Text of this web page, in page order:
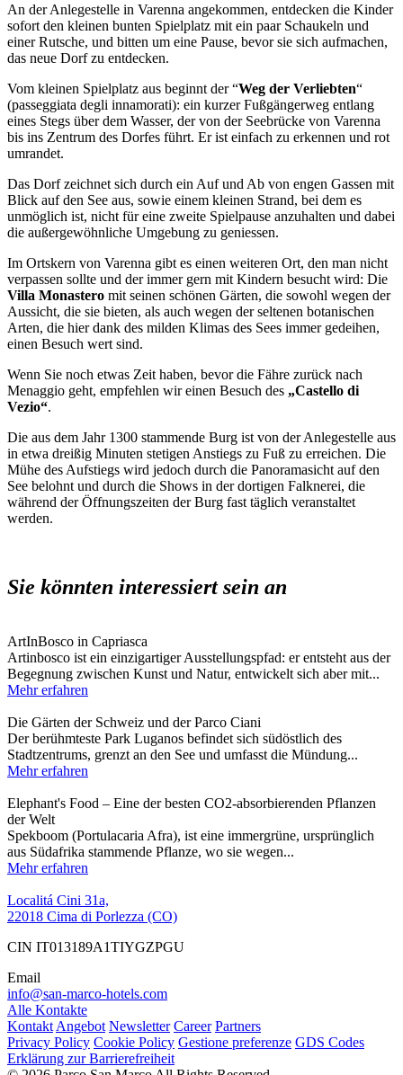
An der Anlegestelle in Varenna angekommen, entdecken die Kinder
sofort den kleinen bunten Spielplatz mit ein paar Schaukeln und
einer Rutsche, und bitten um eine Pause, bevor sie sich aufmachen,
das neue Dorf zu entdecken.
Vom kleinen Spielplatz aus beginnt der “Weg der Verliebten“
(passeggiata degli innamorati): ein kurzer Fußgängerweg entlang
eines Stegs über dem Wasser, der von der Seebrücke von Varenna
bis ins Zentrum des Dorfes führt. Er ist einfach zu erkennen und rot
umrandet.
Das Dorf zeichnet sich durch ein Auf und Ab von engen Gassen mit
Blick auf den See aus, sowie einem kleinen Strand, bei dem es
unmöglich ist, nicht für eine zweite Spielpause anzuhalten und dabei
die außergewöhnliche Umgebung zu geniessen.
Im Ortskern von Varenna gibt es einen weiteren Ort, den man nicht
verpassen sollte und der immer gern mit Kindern besucht wird: Die
Villa Monastero mit seinen schönen Gärten, die sowohl wegen der
Aussicht, die sie bieten, als auch wegen der seltenen botanischen
Arten, die hier dank des milden Klimas des Sees immer gedeihen,
einen Besuch wert sind.
Wenn Sie noch etwas Zeit haben, bevor die Fähre zurück nach
Menaggio geht, empfehlen wir einen Besuch des „Castello di
Vezio“.
Die aus dem Jahr 1300 stammende Burg ist von der Anlegestelle aus
in etwa dreißig Minuten stetigen Anstiegs zu Fuß zu erreichen. Die
Mühe des Aufstiegs wird jedoch durch die Panoramasicht auf den
See belohnt und durch die Shows in der dortigen Falknerei, die
während der Öffnungszeiten der Burg fast täglich veranstaltet
werden.
Sie könnten interessiert sein an
ArtInBosco in Capriasca
Artinbosco ist ein einzigartiger Ausstellungspfad: er entsteht aus der
Begegnung zwischen Kunst und Natur, entwickelt sich aber mit...
Mehr erfahren
Die Gärten der Schweiz und der Parco Ciani
Der berühmteste Park Luganos befindet sich südöstlich des
Stadtzentrums, grenzt an den See und umfasst die Mündung...
Mehr erfahren
Elephant's Food – Eine der besten CO2-absorbierenden Pflanzen
der Welt
Spekboom (Portulacaria Afra), ist eine immergrüne, ursprünglich
aus Südafrika stammende Pflanze, wo sie wegen...
Mehr erfahren
Localitá Cini 31a,
22018 Cima di Porlezza (CO)
CIN IT013189A1TIYGZPGU
Email
info@san-marco-hotels.com
Alle Kontakte
Kontakt Angebot Newsletter Career Partners
Privacy Policy Cookie Policy Gestione preferenze GDS Codes
Erklärung zur Barrierefreiheit